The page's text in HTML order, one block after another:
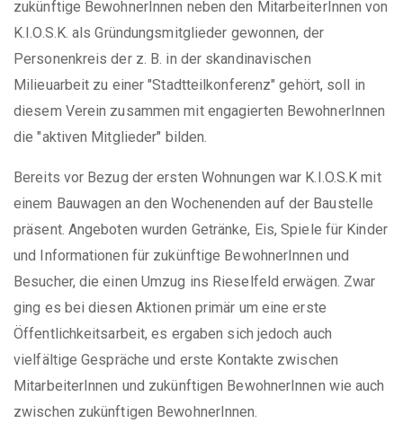
zukünftige BewohnerInnen neben den MitarbeiterInnen von
K.I.O.S.K. als Gründungsmitglieder gewonnen, der
Personenkreis der z. B. in der skandinavischen
Milieuarbeit zu einer "Stadtteilkonferenz" gehört, soll in
diesem Verein zusammen mit engagierten BewohnerInnen
die "aktiven Mitglieder" bilden.
Bereits vor Bezug der ersten Wohnungen war K.I.O.S.K mit
einem Bauwagen an den Wochenenden auf der Baustelle
präsent. Angeboten wurden Getränke, Eis, Spiele für Kinder
und Informationen für zukünftige BewohnerInnen und
Besucher, die einen Umzug ins Rieselfeld erwägen. Zwar
ging es bei diesen Aktionen primär um eine erste
Öffentlichkeitsarbeit, es ergaben sich jedoch auch
vielfältige Gespräche und erste Kontakte zwischen
MitarbeiterInnen und zukünftigen BewohnerInnen wie auch
zwischen zukünftigen BewohnerInnen.